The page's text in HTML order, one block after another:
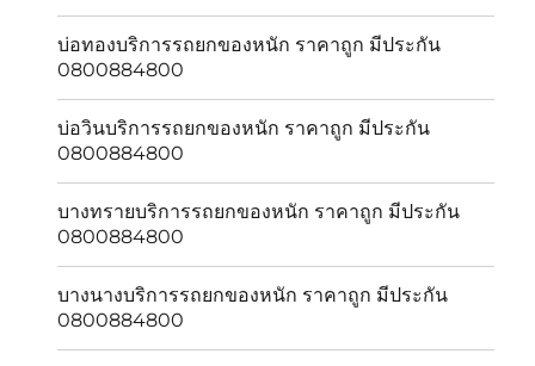
บ่อทองบริการรถยกของหนัก ราคาถูก มีประกัน
0800884800
บ่อวินบริการรถยกของหนัก ราคาถูก มีประกัน
0800884800
บางทรายบริการรถยกของหนัก ราคาถูก มีประกัน
0800884800
บางนางบริการรถยกของหนัก ราคาถูก มีประกัน
0800884800